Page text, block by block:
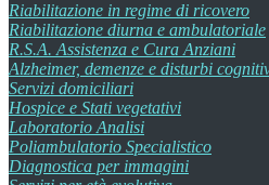
Riabilitazione in regime di ricovero
Riabilitazione diurna e ambulatoriale
R.S.A. Assistenza e Cura Anziani
Alzheimer, demenze e disturbi
Servizi domiciliari
Hospice e Stati vegetativi
Laboratorio Analisi
Poliambulatorio Specialistico
Diagnostica per immagini